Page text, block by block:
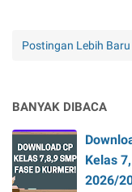
Postingan Lebih Baru
BANYAK DIBACA
Kelas
2026/